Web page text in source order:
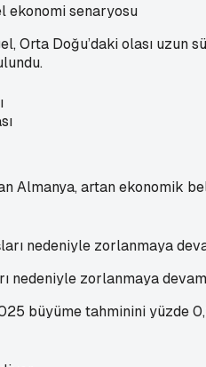
ekonomi senaryosu
Orta Doğu’daki olası
Almanya, artan ekonomik
nedeniyle zorlanmaya
büyüme tahminini yüzde